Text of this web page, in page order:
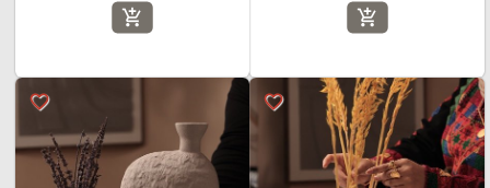
add_shopping_cart
add_shopping_cart
favorite_border
favorite_border